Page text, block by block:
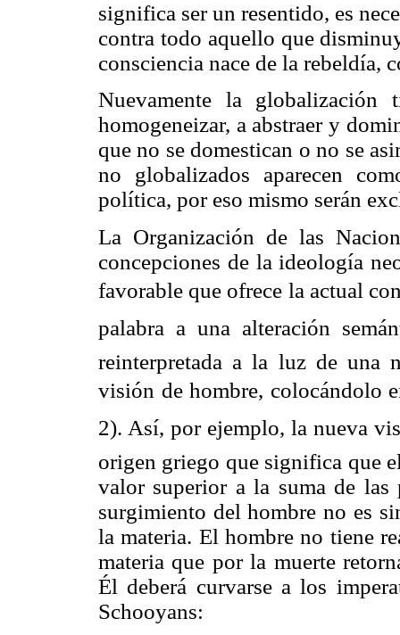
significa ser un resentido, es
contra todo aquello que
consciencia nace de la rebeldía,
Nuevamente la globalización
homogeneizar, a abstraer y
que no se domestican o no se
no globalizados aparecen
política, por eso mismo serán
La Organización de las
concepciones de la ideología
favorable que ofrece la actual
palabra a una alteración
reinterpretada a la luz de una
visión de hombre, colocándolo
2). Así, por ejemplo, la nueva
origen griego que significa que
valor superior a la suma de las
surgimiento del hombre no es
la materia. El hombre no tiene
materia que por la muerte
Él deberá curvarse a los
Schooyans: